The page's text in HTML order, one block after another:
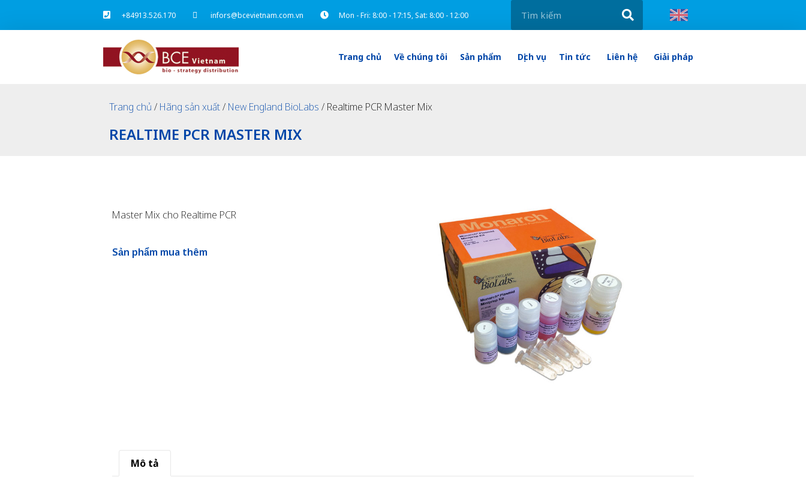
+84913.526.170 infors@bcevietnam.com.vn Mon - Fri: 8:00 - 17:15, Sat: 8:00 - 12:00
Trang chủ Về chúng tôi Sản phẩm Dịch vụ Tin tức Liên hệ Giải pháp
Trang chủ / Hãng sản xuất/ New England BioLabs / Realtime PCR Master Mix
REALTIME PCR MASTER MIX
Master Mix cho Realtime PCR
Sản phẩm mua thêm
Mô tả